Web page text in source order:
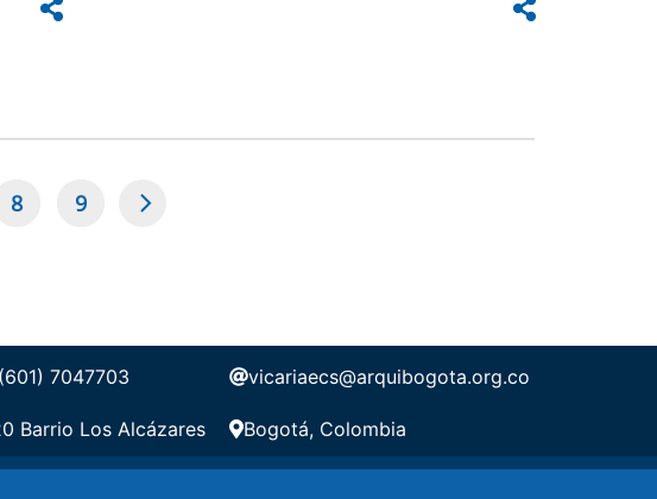
Page
8 Page
9
7047703 vicariaecs@arquibogota.org.co
Barrio Los Alcázares Bogotá, Colombia